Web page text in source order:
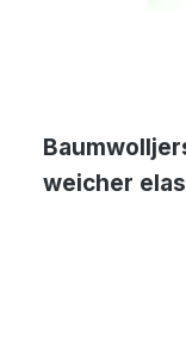
weicher